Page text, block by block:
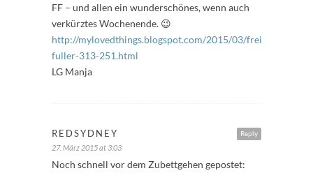
FF – und allen ein wunderschönes, wenn auch
verkürztes Wochenende. 😉
http://mylovedthings.blogspot.com/2015/03/freitags-
fuller-313-251.html
LG Manja
Reply
REDSYDNEY
27. März 2015 at 3:03
Noch schnell vor dem Zubettgehen gepostet: